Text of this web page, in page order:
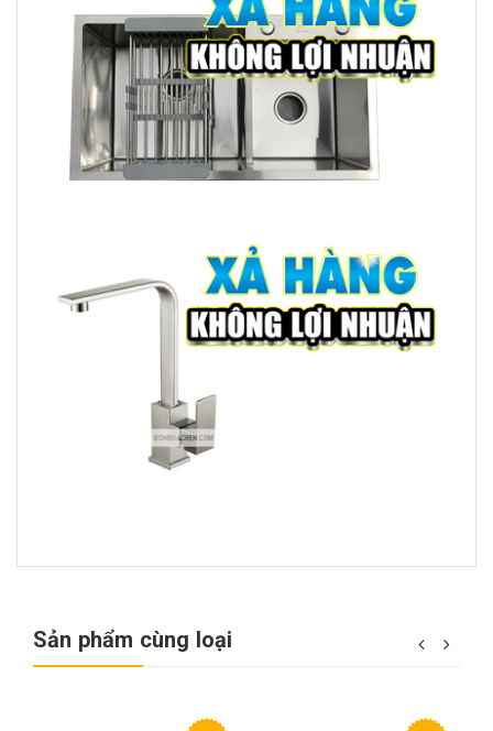
Sản phẩm cùng loại